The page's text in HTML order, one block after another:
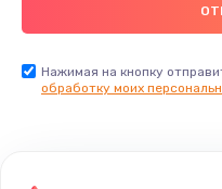
Замена
от
Нажимая на кнопку
обработку моих